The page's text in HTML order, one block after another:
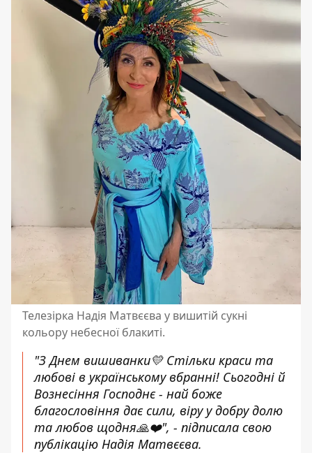
Телезірка Надія Матвєєва у вишитій сукні
кольору небесної блакиті.
"З Днем вишиванки💛 Стільки краси та
любові в українському вбранні! Сьогодні й
Вознесіння Господнє - най боже
благословіння дає сили, віру у добру долю
та любов щодня🙏❤️", - підписала свою
публікацію Надія Матвєєва.